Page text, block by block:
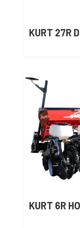
KURT 27R
KURT 6R